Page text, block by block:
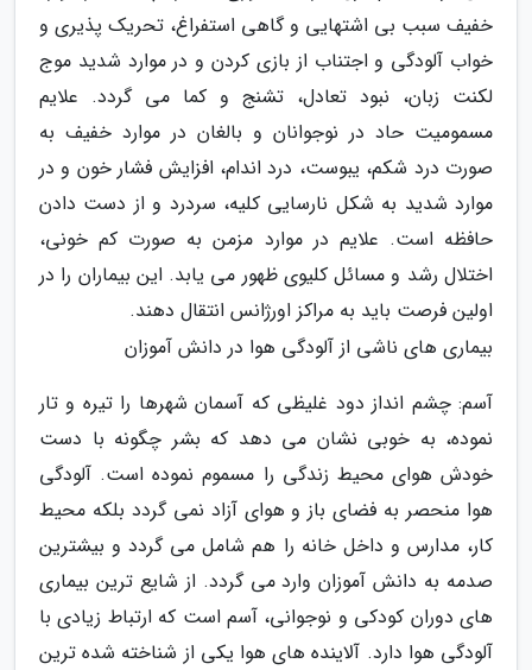
خفیف سبب بی اشتهایی و گاهی استفراغ، تحریک پذیری و
خواب آلودگی و اجتناب از بازی کردن و در موارد شدید موج
لکنت زبان، نبود تعادل، تشنج و کما می گردد. علایم
مسمومیت حاد در نوجوانان و بالغان در موارد خفیف به
صورت درد شکم، یبوست، درد اندام، افزایش فشار خون و در
موارد شدید به شکل نارسایی کلیه، سردرد و از دست دادن
حافظه است. علایم در موارد مزمن به صورت کم خونی،
اختلال رشد و مسائل کلیوی ظهور می یابد. این بیماران را در
اولین فرصت باید به مراکز اورژانس انتقال دهند.
بیماری های ناشی از آلودگی هوا در دانش آموزان
آسم: چشم انداز دود غلیظی که آسمان شهرها را تیره و تار
نموده، به خوبی نشان می دهد که بشر چگونه با دست
خودش هوای محیط زندگی را مسموم نموده است. آلودگی
هوا منحصر به فضای باز و هوای آزاد نمی گردد بلکه محیط
کار، مدارس و داخل خانه را هم شامل می گردد و بیشترین
صدمه به دانش آموزان وارد می گردد. از شایع ترین بیماری
های دوران کودکی و نوجوانی، آسم است که ارتباط زیادی با
آلودگی هوا دارد. آلاینده های هوا یکی از شناخته شده ترین